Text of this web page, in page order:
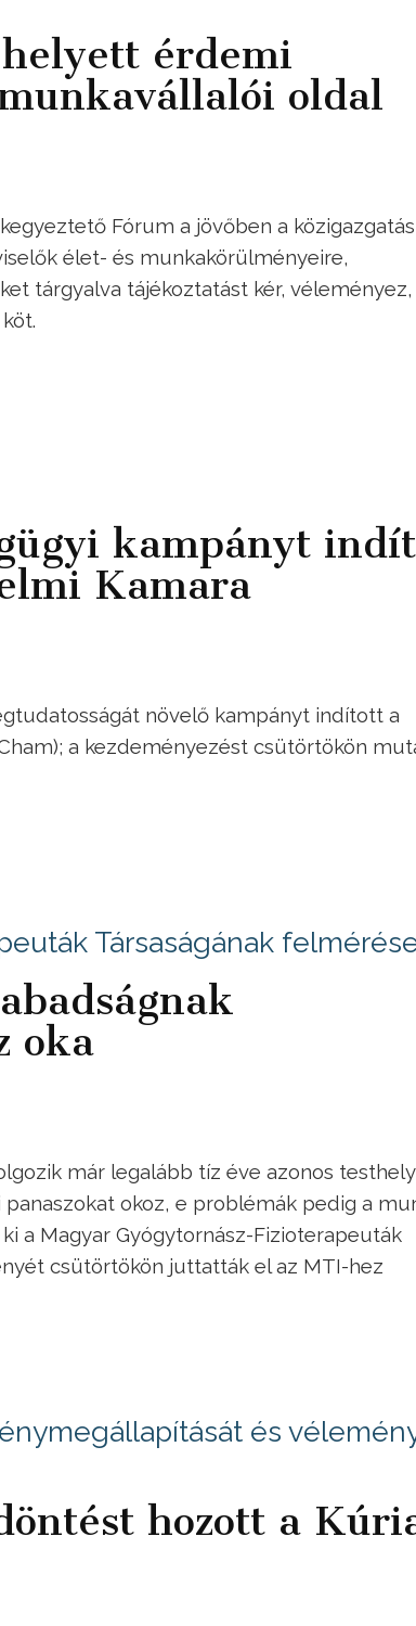
érdemi
oldal
Fórum a jövőben a
élet- és munkakörülményeire,
tárgyalva tájékoztatást kér, véleményez,
kampányt
Kamara
növelő kampányt indított a
a kezdeményezést csütörtökön
Társaságának
oka
már legalább tíz éve azonos
okoz, e problémák pedig a
a Magyar Gyógytornász-Fizioterapeuták
csütörtökön juttatták el az MTI-hez
és
hozott a